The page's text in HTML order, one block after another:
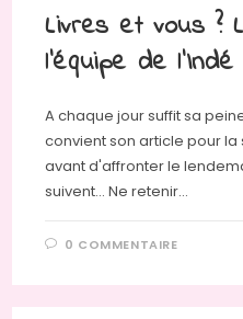
Livres et vous ?
l’équipe de
A chaque jour suffit sa
convient son article pour
avant d'affronter le
suivent... Ne retenir…
0 COMMENTAIRE